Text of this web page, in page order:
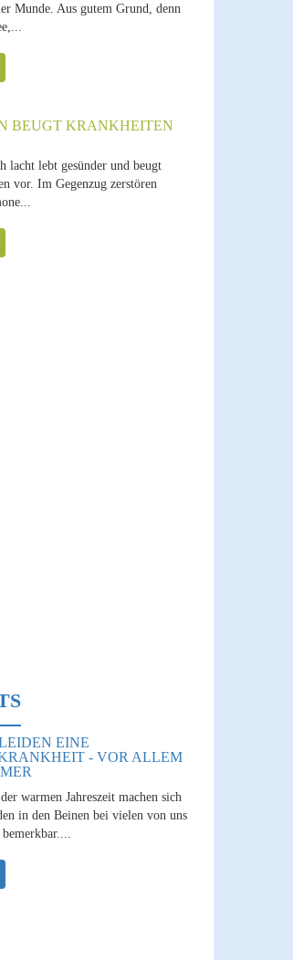
Munde. Aus gutem Grund, denn
BEUGT KRANKHEITEN
lacht lebt gesünder und beugt
vor. Im Gegenzug zerstören
EINE
- VOR ALLEM
warmen Jahreszeit machen sich
in den Beinen bei vielen von uns